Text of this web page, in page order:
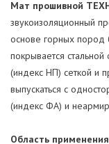
Мат прошивной
звукоизоляционный
основе горных пород
покрывается
(индекс НП) сеткой и
выпускаться с
(индекс ФА) и
Область